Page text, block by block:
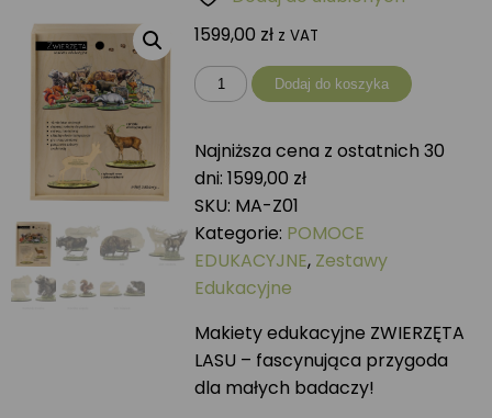
1599,00 zł z VAT
ilość
Makiety
-
Zwierzęta
Dodaj do koszyka
Najniższa cena z ostatnich 30
dni: 1599,00 zł
SKU: MA-Z01
Kategorie: POMOCE
EDUKACYJNE, Zestawy
Edukacyjne
Makiety edukacyjne ZWIERZĘTA
LASU – fascynująca przygoda
dla małych badaczy!